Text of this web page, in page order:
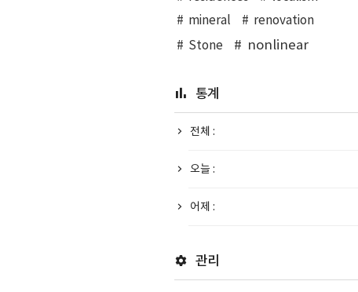
mineral
renovation
Stone
nonlinear
통계
전체 :
오늘 :
어제 :
관리